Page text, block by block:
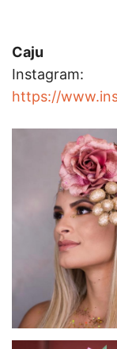
Caju
Instagram:
https://